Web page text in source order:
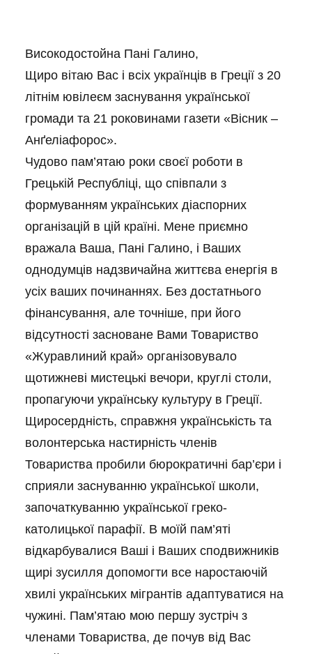
Високодостойна Пані Галино,
Щиро вітаю Вас і всіх українців в Греції з 20
літнім ювілеєм заснування української
громади та 21 роковинами газети «Вісник –
Анґеліафорос».
Чудово пам’ятаю роки своєї роботи в
Грецькій Республіці, що співпали з
формуванням українських діаспорних
організацій в цій країні. Мене приємно
вражала Ваша, Пані Галино, і Ваших
однодумців надзвичайна життєва енергія в
усіх ваших починаннях. Без достатнього
фінансування, але точніше, при його
відсутності засноване Вами Товариство
«Журавлиний край» організовувало
щотижневі мистецькі вечори, круглі столи,
пропагуючи українську культуру в Греції.
Щиросердність, справжня українськість та
волонтерська настирність членів
Товариства пробили бюрократичні бар’єри і
сприяли заснуванню української школи,
започаткуванню української греко-
католицької парафії. В моїй пам’яті
відкарбувалися Ваші і Ваших сподвижників
щирі зусилля допомогти все наростаючій
хвилі українських мігрантів адаптуватися на
чужині. Пам’ятаю мою першу зустріч з
членами Товариства, де почув від Вас